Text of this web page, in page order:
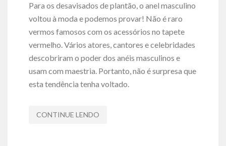
Para os desavisados de plantão, o anel masculino
voltou à moda e podemos provar! Não é raro
vermos famosos com os acessórios no tapete
vermelho. Vários atores, cantores e celebridades
descobriram o poder dos anéis masculinos e
usam com maestria. Portanto, não é surpresa que
esta tendência tenha voltado.
CONTINUE LENDO